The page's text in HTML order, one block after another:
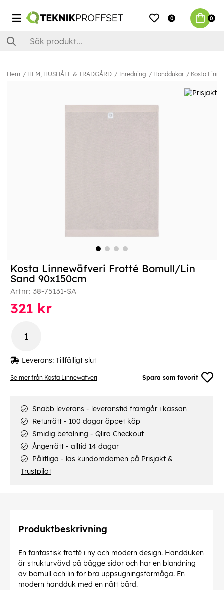
0 0
Hem HEM, HUSHÅLL & TRÄDGÅRD Inredning Handdukar Kosta
Se mer från Kosta Linnewäfveri Spara som favorit
Kosta Linnewäfveri Frotté Bomull/Lin
Sand 90x150cm
Artnr: 38-75131-SA
321 kr
Leverans: Tillfälligt slut
Snabb leverans - leveranstid framgår i kassan
Returrätt - 100 dagar öppet köp
Smidig betalning - Qliro Checkout
Ångerrätt - alltid 14 dagar
Pålitliga - läs kundomdömen på Prisjakt &
Trustpilot
Produktbeskrivning
En fantastisk frotté i ny och modern design. Handduken
är strukturvävd på bägge sidor och har en blandning
av bomull och lin för bra uppsugningsförmåga. En
modern handduk med en nätt bård.